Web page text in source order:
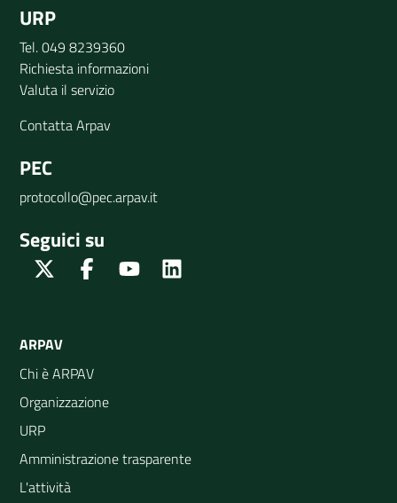
URP
Tel. 049 8239360
Richiesta informazioni
Valuta il servizio
Contatta Arpav
PEC
protocollo@pec.arpav.it
Seguici su
Twitter FacebookYoutube
ARPAV
Chi è ARPAV
Organizzazione
URP
Amministrazione trasparente
L'attività